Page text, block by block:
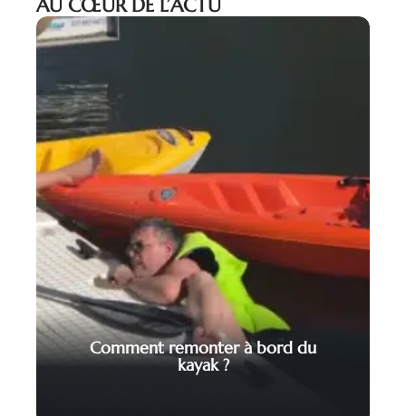
AU CŒUR DE L’ACTU
Comment remonter à bord du
kayak ?